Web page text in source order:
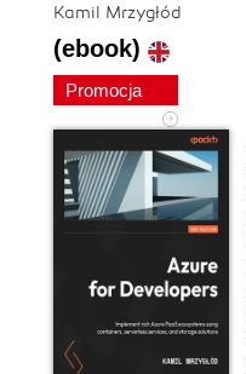
Kamil Mrzygłód
(ebook)
Promocja